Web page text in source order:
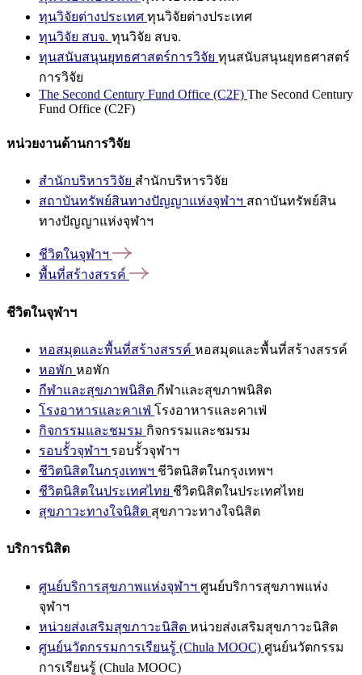
ทุนวิจัยต่างประเทศ ทุนวิจัยต่างประเทศ
ทุนวิจัย สบจ. ทุนวิจัย สบจ.
ทุนสนับสนุนยุทธศาสตร์การวิจัย ทุนสนับสนุนยุทธศาสตร์
การวิจัย
The Second Century Fund Office (C2F) The Second Century
Fund Office (C2F)
หน่วยงานด้านการวิจัย
สำนักบริหารวิจัย สำนักบริหารวิจัย
สถาบันทรัพย์สินทางปัญญาแห่งจุฬาฯ สถาบันทรัพย์สิน
ทางปัญญาแห่งจุฬาฯ
ชีวิตในจุฬาฯ
พื้นที่สร้างสรรค์
ชีวิตในจุฬาฯ
หอสมุดและพื้นที่สร้างสรรค์ หอสมุดและพื้นที่สร้างสรรค์
หอพัก หอพัก
กีฬาและสุขภาพนิสิต กีฬาและสุขภาพนิสิต
โรงอาหารและคาเฟ่ โรงอาหารและคาเฟ่
กิจกรรมและชมรม กิจกรรมและชมรม
รอบรั้วจุฬาฯ รอบรั้วจุฬาฯ
ชีวิตนิสิตในกรุงเทพฯ ชีวิตนิสิตในกรุงเทพฯ
ชีวิตนิสิตในประเทศไทย ชีวิตนิสิตในประเทศไทย
สุขภาวะทางใจนิสิต สุขภาวะทางใจนิสิต
บริการนิสิต
ศูนย์บริการสุขภาพแห่งจุฬาฯ ศูนย์บริการสุขภาพแห่ง
จุฬาฯ
หน่วยส่งเสริมสุขภาวะนิสิต หน่วยส่งเสริมสุขภาวะนิสิต
ศูนย์นวัตกรรมการเรียนรู้ (Chula MOOC) ศูนย์นวัตกรรม
การเรียนรู้ (Chula MOOC)